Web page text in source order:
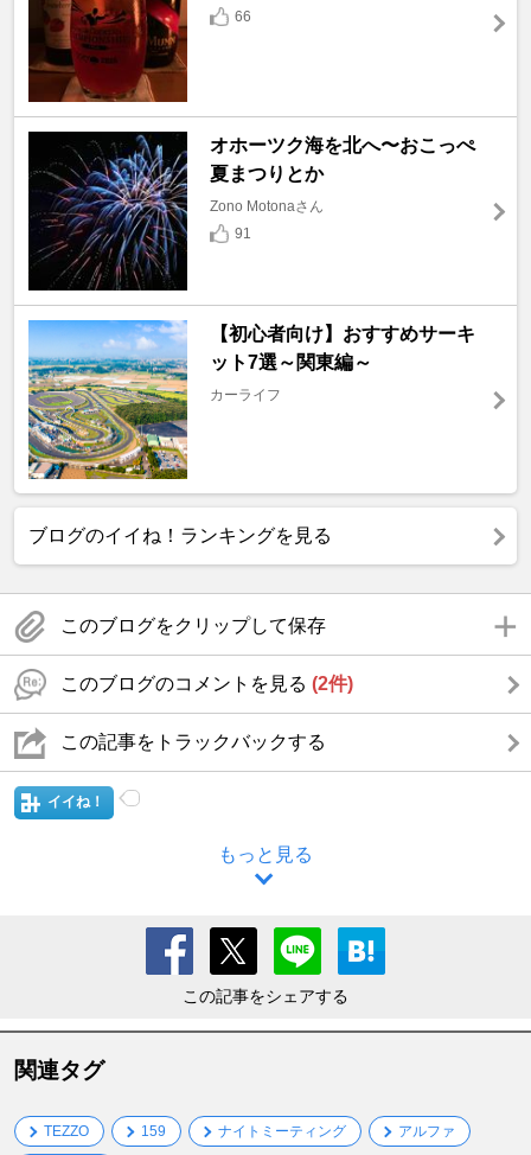
66
オホーツク海を北へ〜おこっぺ
夏まつりとか
Zono Motonaさん
91
【初心者向け】おすすめサーキ
ット7選～関東編～
カーライフ
ブログのイイね！ランキングを見る
このブログをクリップして保存
このブログのコメントを見る (2件)
この記事をトラックバックする
イイね！
もっと見る
この記事をシェアする
関連タグ
TEZZO 159 ナイトミーティング アルファ